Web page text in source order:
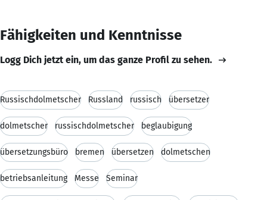
Fähigkeiten und Kenntnisse
Logg Dich jetzt ein, um das ganze Profil zu sehen.
Russischdolmetscher Russland russisch übersetzer
dolmetscher russischdolmetscher beglaubigung
übersetzungsbüro bremen übersetzen dolmetschen
betriebsanleitung Messe Seminar